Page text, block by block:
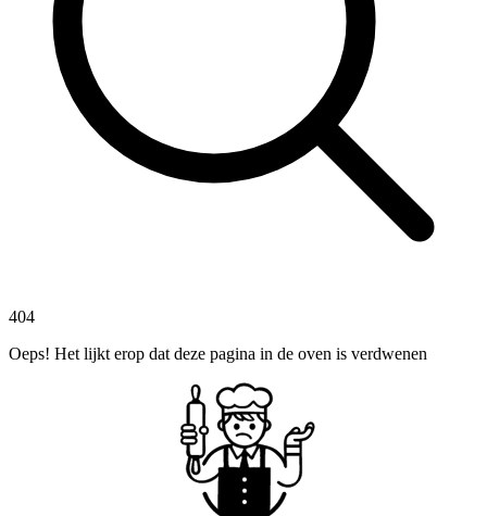
404
Oeps! Het lijkt erop dat deze pagina in de oven is verdwenen